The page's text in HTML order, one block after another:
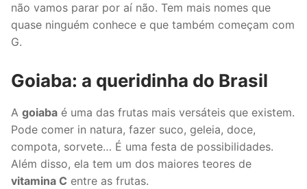
não vamos parar por aí não. Tem mais nomes que
quase ninguém conhece e que também começam com
G.
Goiaba: a queridinha do Brasil
A goiaba é uma das frutas mais versáteis que existem.
Pode comer in natura, fazer suco, geleia, doce,
compota, sorvete… É uma festa de possibilidades.
Além disso, ela tem um dos maiores teores de
vitamina C entre as frutas.